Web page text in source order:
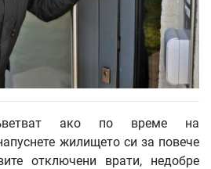
ако по време на
жилището си за повече
отключени врати, недобре